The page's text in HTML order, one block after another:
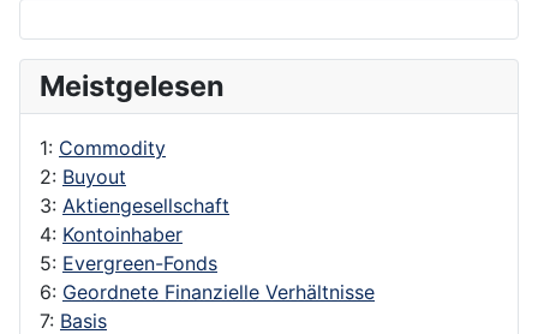
Meistgelesen
1: Commodity
2: Buyout
3: Aktiengesellschaft
4: Kontoinhaber
5: Evergreen-Fonds
6: Geordnete Finanzielle Verhältnisse
7: Basis